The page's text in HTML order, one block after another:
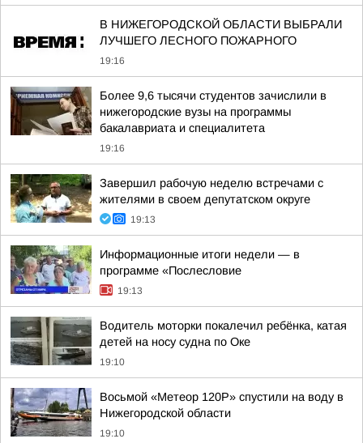
В НИЖЕГОРОДСКОЙ ОБЛАСТИ ВЫБРАЛИ
ЛУЧШЕГО ЛЕСНОГО ПОЖАРНОГО
19:16
Более 9,6 тысячи студентов зачислили в
нижегородские вузы на программы
бакалавриата и специалитета
19:16
Завершил рабочую неделю встречами с
жителями в своем депутатском округе
19:13
Информационные итоги недели — в
программе «Послесловие
19:13
Водитель моторки покалечил ребёнка, катая
детей на носу судна по Оке
19:10
Восьмой «Метеор 120Р» спустили на воду в
Нижегородской области
19:10